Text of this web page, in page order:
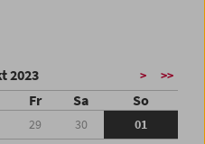
2023 > >>
Fr Sa So
29 30
01